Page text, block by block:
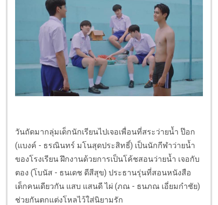
วันถัดมากลุ่มเด็กนักเรียนไปเจอเพื่อนที่สระว่ายน้ำ ป๊อก
(แบงค์ - ธรณินทร์ มโนสุดประสิทธิ์) เป็นนักกีฬาว่ายน้ำ
ของโรงเรียน ฝึกงานด้วยการเป็นโค้ชสอนว่ายน้ำ เจอกับ
ตอง (โบนัส - ธนเดช ดีสีสุข) ประธานรุ่นที่สอนหนังสือ
เด็กคนเดียวกัน แสบ แสนดี ไผ่ (ภณ - ธนภณ เอี่ยมกำชัย)
ช่วยกันตกแต่งโหลไว้ใส่นิยามรัก